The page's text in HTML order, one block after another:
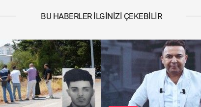
BU HABERLER İLGINIZI ÇEKEBILIR